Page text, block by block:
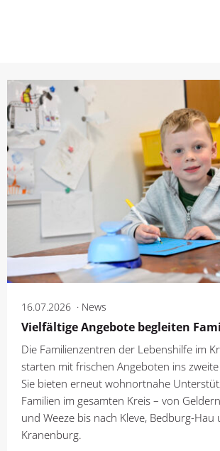
16.07.2026 News
Vielfältige Angebote begleiten
Die Familienzentren der Lebenshilfe im
starten mit frischen Angeboten ins
Sie bieten erneut wohnortnahe
Familien im gesamten Kreis – von
und Weeze bis nach Kleve, Bedburg-Hau
Kranenburg.